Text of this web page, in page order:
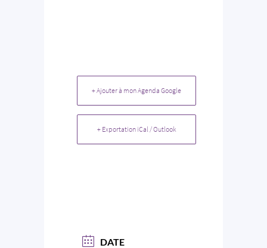
+ Ajouter à mon Agenda Google
+ Exportation iCal / Outlook
DATE